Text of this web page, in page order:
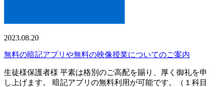
2023.08.20
無料の暗記アプリや無料の映像授業についてのご案内
生徒様保護者様 平素は格別のご高配を賜り、厚く御礼を申
し上げます。 暗記アプリの無料利用が可能です。（１科目